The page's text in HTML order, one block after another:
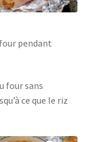
pendant
four sans
ce que le riz